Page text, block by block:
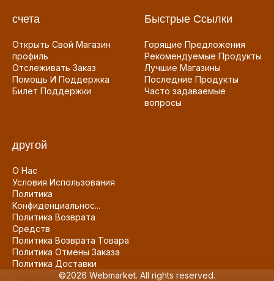
счета
Открыть Свой Магазин
профиль
Отслеживать Заказ
Помощь И Поддержка
Билет Поддержки
Быстрые Ссылки
Горящие Предложения
Рекомендуемые Продукты
Лучшие Магазины
Последние Продукты
Часто задаваемые
вопросы
другой
О Нас
Условия Использования
Политика
Конфиденциальнос...
Политика Возврата
Средств
Политика Возврата Товара
Политика Отмены Заказа
Политика Доставки
©2026 Webmarket. All rights reserved.